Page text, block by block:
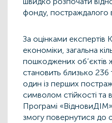
фонду, постраждалого
За оцінками експертів
економіки, загальна
пошкоджених об’єктів
становить близько 236
один із перших
символом стійкості та
Програмі
змогу повернутися до